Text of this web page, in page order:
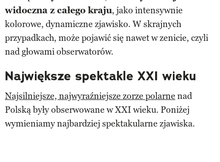
widoczna z całego kraju, jako intensywnie
kolorowe, dynamiczne zjawisko. W skrajnych
przypadkach, może pojawić się nawet w zenicie, czyli
nad głowami obserwatorów.
Największe spektakle XXI wieku
Najsilniejsze, najwyraźniejsze zorze polarne nad
Polską były obserwowane w XXI wieku. Poniżej
wymieniamy najbardziej spektakularne zjawiska.